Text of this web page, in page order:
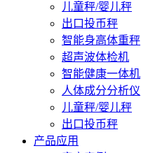
儿童秤/婴儿秤
出口投币秤
智能身高体重秤
超声波体检机
智能健康一体机
人体成分分析仪
儿童秤/婴儿秤
出口投币秤
产品应用